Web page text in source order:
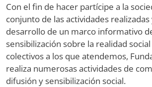
Con el fin de hacer partícipe a la
conjunto de las actividades
desarrollo de un marco informativo
sensibilización sobre la realidad
colectivos a los que atendemos,
realiza numerosas actividades de
difusión y sensibilización social.